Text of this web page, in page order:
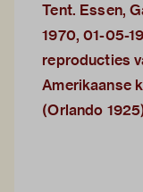
Tent. Essen,
1970, 01-05-
reproducties
Amerikaanse
(Orlando